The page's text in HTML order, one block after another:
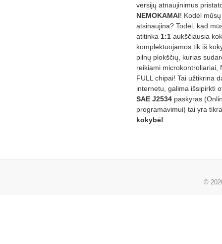
versijų atnaujinimus
NEMOKAMAI! Kodėl
atsinaujina? Todėl, kad
atitinka 1:1 aukščiausia
komplektuojamos tik iš
pilnų plokščių, kurias
reikiami microkontroliariai,
FULL chipai! Tai užtikrina
internetu, galima išsipirkti
SAE J2534 paskyras
programavimui) tai yra
kokybė!
©